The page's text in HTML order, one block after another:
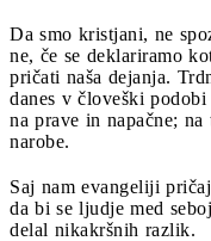
Da smo kristjani, ne
ne, če se deklariramo
pričati naša dejanja.
danes v človeški
na prave in napačne;
narobe.
Saj nam evangeliji
da bi se ljudje med
delal nikakršnih razlik.